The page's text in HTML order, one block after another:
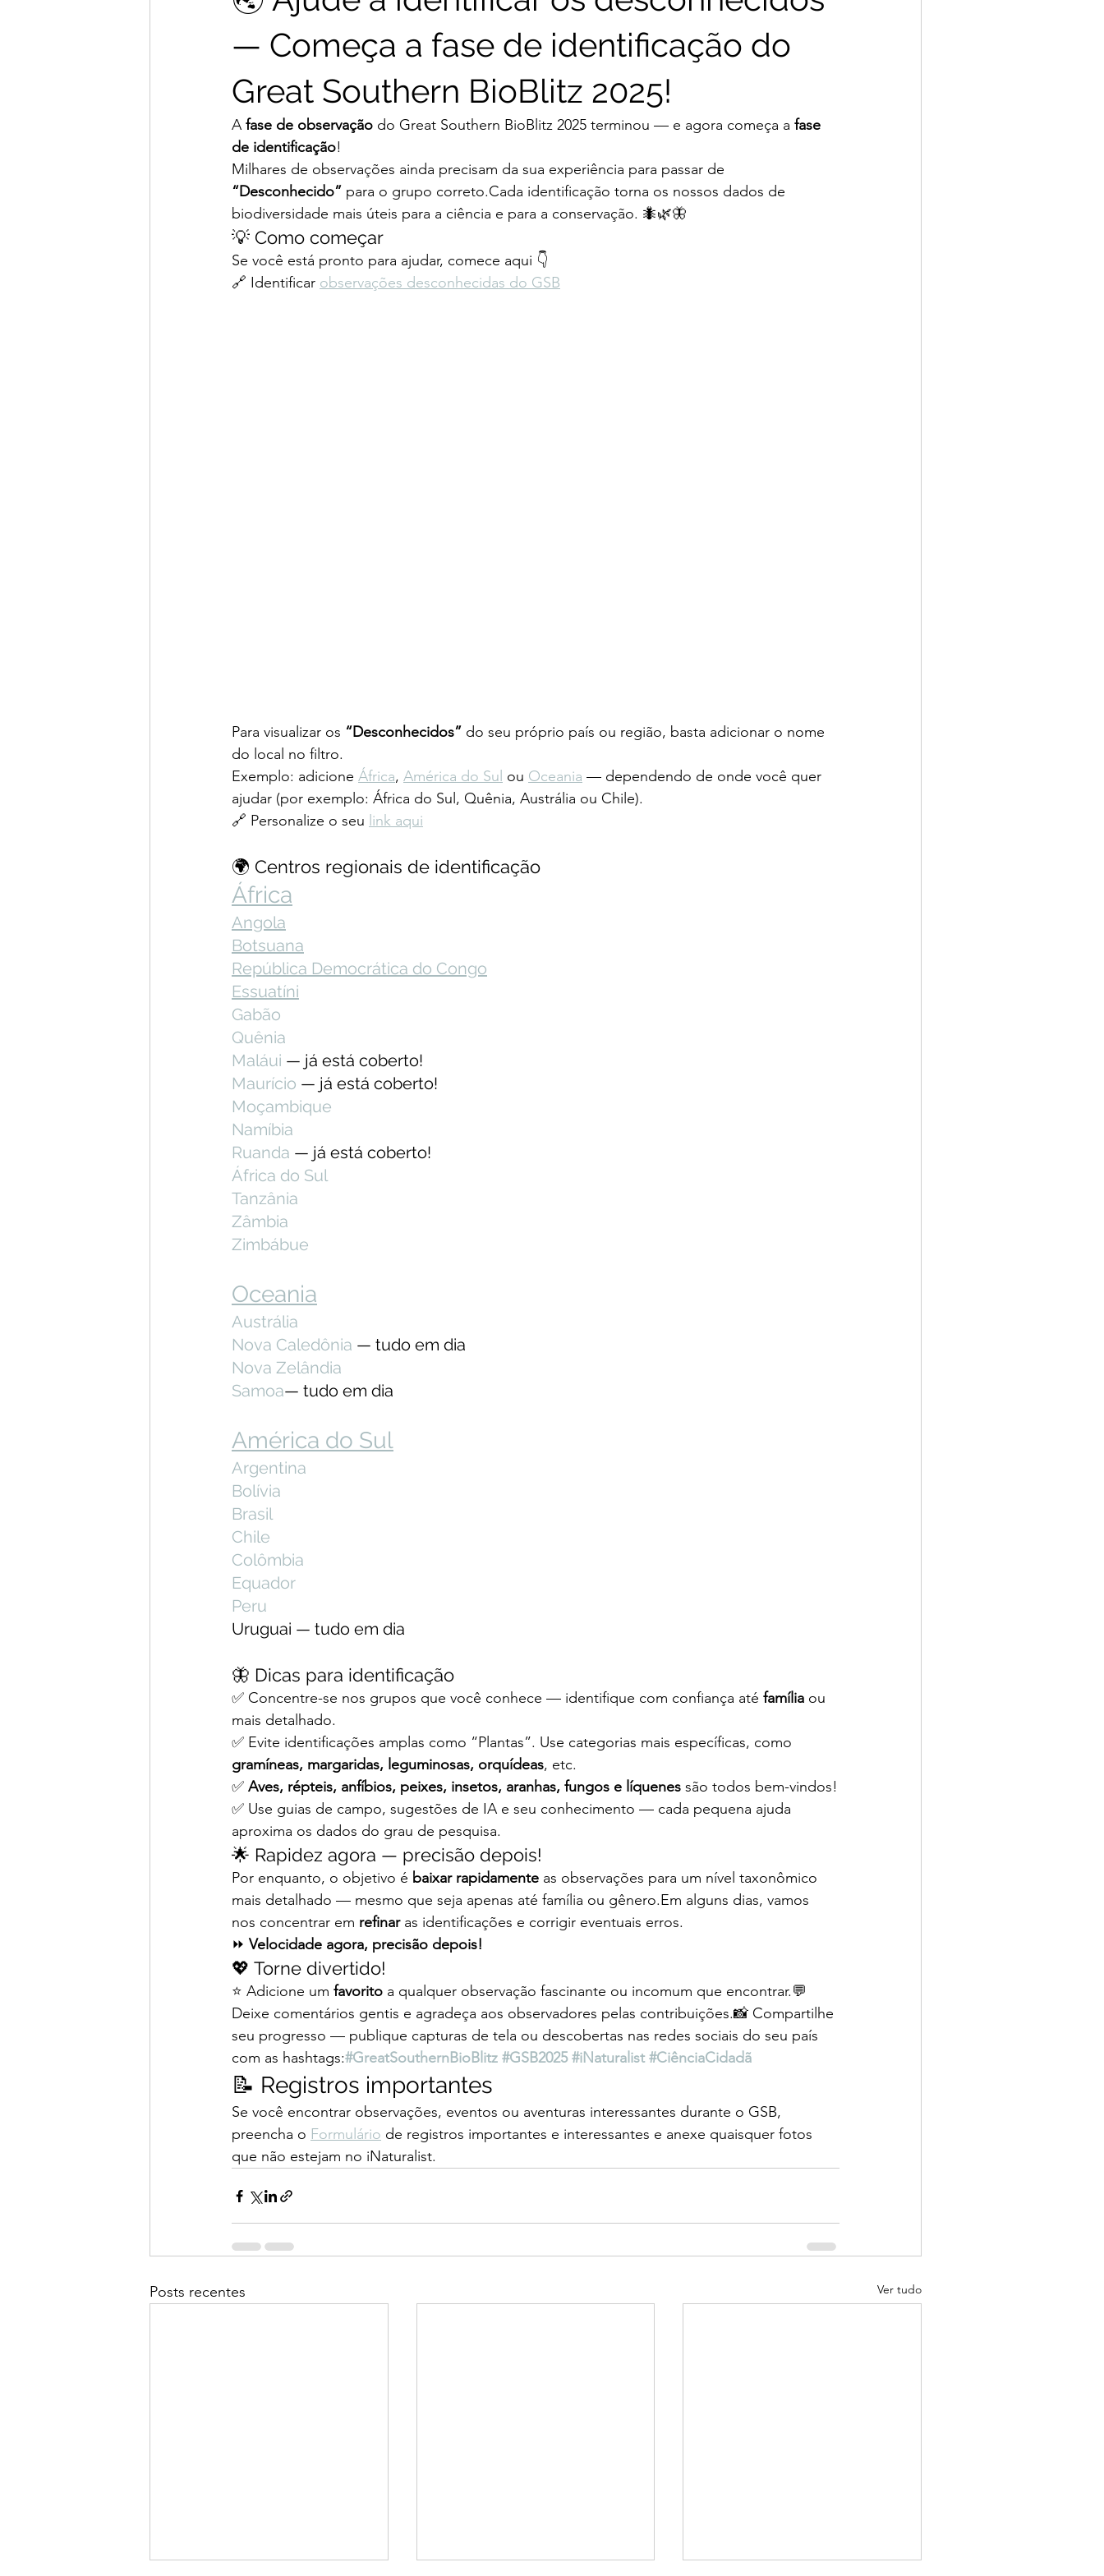
— Começa a fase de identificação do
Great Southern BioBlitz 2025!
A fase de observação do Great Southern BioBlitz 2025 terminou — e agora começa a fase
de identificação!
Milhares de observações ainda precisam da sua experiência para passar de
“Desconhecido” para o grupo correto.Cada identificação torna os nossos dados de
biodiversidade mais úteis para a ciência e para a conservação. 🐜🌿🦋
💡 Como começar
Se você está pronto para ajudar, comece aqui 👇
🔗 Identificar observações desconhecidas do GSB
Para visualizar os “Desconhecidos” do seu próprio país ou região, basta adicionar o nome
do local no filtro.
Exemplo: adicione África, América do Sul ou Oceania — dependendo de onde você quer
ajudar (por exemplo: África do Sul, Quênia, Austrália ou Chile).
🔗 Personalize o seu link aqui
🌍 Centros regionais de identificação
África
Angola
Botsuana
República Democrática do Congo
Essuatíni
Gabão
Quênia
Maláui — já está coberto!
Maurício — já está coberto!
Moçambique
Namíbia
Ruanda — já está coberto!
África do Sul
Tanzânia
Zâmbia
Zimbábue
Oceania
Austrália
Nova Caledônia — tudo em dia
Nova Zelândia
Samoa— tudo em dia
América do Sul
Argentina
Bolívia
Brasil
Chile
Colômbia
Equador
Peru
Uruguai — tudo em dia
🦋 Dicas para identificação
✅ Concentre-se nos grupos que você conhece — identifique com confiança até família ou
mais detalhado.
✅ Evite identificações amplas como “Plantas”. Use categorias mais específicas, como
gramíneas, margaridas, leguminosas, orquídeas, etc.
✅ Aves, répteis, anfíbios, peixes, insetos, aranhas, fungos e líquenes são todos bem-vindos!
✅ Use guias de campo, sugestões de IA e seu conhecimento — cada pequena ajuda
aproxima os dados do grau de pesquisa.
🌟 Rapidez agora — precisão depois!
Por enquanto, o objetivo é baixar rapidamente as observações para um nível taxonômico
mais detalhado — mesmo que seja apenas até família ou gênero.Em alguns dias, vamos
nos concentrar em refinar as identificações e corrigir eventuais erros.
⏩ Velocidade agora, precisão depois!
💖 Torne divertido!
⭐ Adicione um favorito a qualquer observação fascinante ou incomum que encontrar.💬
Deixe comentários gentis e agradeça aos observadores pelas contribuições.📸 Compartilhe
seu progresso — publique capturas de tela ou descobertas nas redes sociais do seu país
com as hashtags:#GreatSouthernBioBlitz #GSB2025 #iNaturalist #CiênciaCidadã
📝 Registros importantes
Se você encontrar observações, eventos ou aventuras interessantes durante o GSB,
preencha o Formulário de registros importantes e interessantes e anexe quaisquer fotos
que não estejam no iNaturalist.
Posts recentes Ver tudo